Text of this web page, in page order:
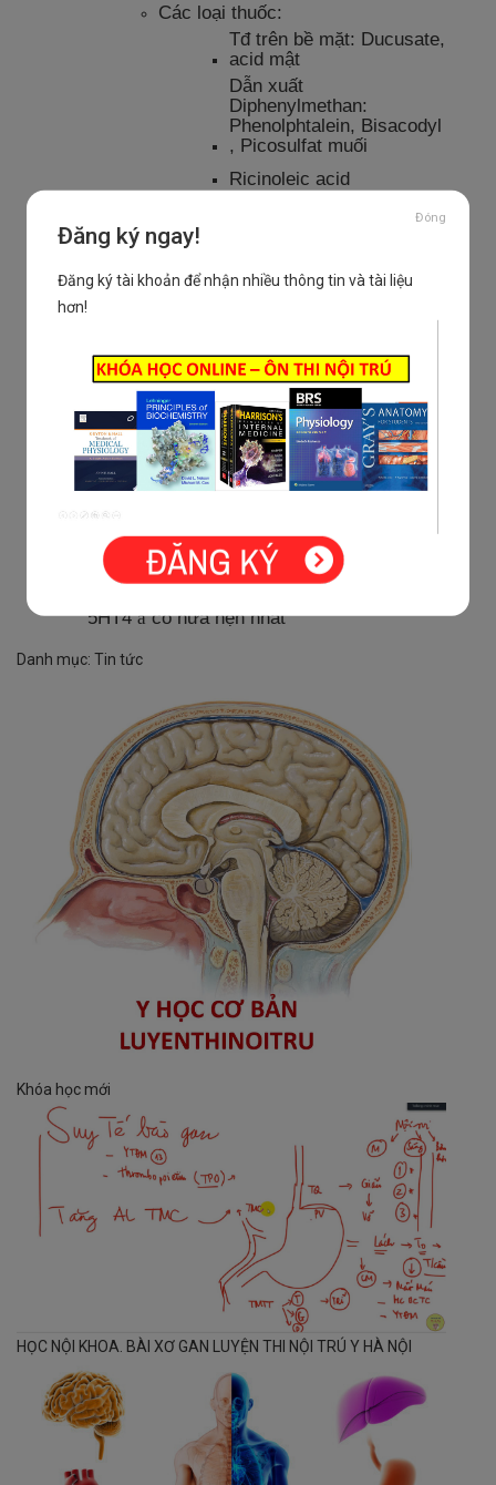
Các loại thuốc:
Tđ trên bề mặt: Ducusate,
acid mật
Dẫn xuất
Diphenylmethan:
Phenolphtalein, Bisacodyl
, Picosulfat muối
Ricinoleic acid
sena,cascara sagrada,
Nhuận tràng thẩm thấu:
Đường lactose 20 – 40g / ngày
Sorbitol 10 – 20g/ngày
Polyethylene glycol
Td giữ nước lại theo cơ chế thẩm
thấu
Glycerin đặt hậu môn
Ion magie, kẽm, calci giúp ↑ cường vđ ống
tiêu hóa Panangin 2 viên/ ngày
5HT4àcó hứa hẹn nhất
Danh mục: Tin tức
Khóa học mới
HỌC NỘI KHOA. BÀI XƠ GAN LUYỆN THI NỘI TRÚ Y HÀ NỘI
Đóng
Đăng ký ngay!
Đăng ký tài khoản để nhận nhiều thông tin và tài liệu
hơn!